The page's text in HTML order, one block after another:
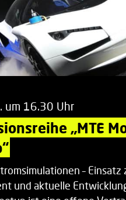
um 16.30 Uhr
„MTE
– Einsatz
und aktuelle